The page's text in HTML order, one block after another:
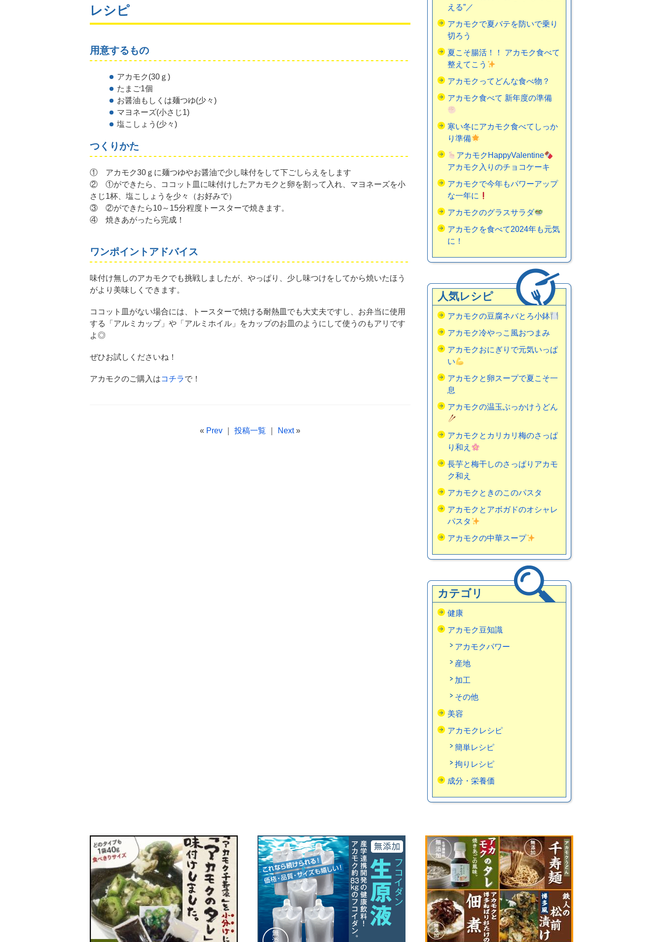
レシピ
用意するもの
アカモク(30ｇ)
たまご1個
お醤油もしくは麺つゆ(少々)
マヨネーズ(小さじ1)
塩こしょう(少々)
つくりかた
① アカモク30ｇに麺つゆやお醤油で少し味付をして下ごしらえをします
② ①ができたら、ココット皿に味付けしたアカモクと卵を割って入れ、マヨネーズを小
さじ1杯、塩こしょうを少々（お好みで）
③ ②ができたら10～15分程度トースターで焼きます。
④ 焼きあがったら完成！
ワンポイントアドバイス
味付け無しのアカモクでも挑戦しましたが、やっぱり、少し味つけをしてから焼いたほう
がより美味しくできます。
ココット皿がない場合には、トースターで焼ける耐熱皿でも大丈夫ですし、お弁当に使用
する「アルミカップ」や「アルミホイル」をカップのお皿のようにして使うのもアリです
よ◎
ぜひお試しくださいね！
アカモクのご購入はコチラで！
« Prev 投稿一覧 Next»
える”／
アカモクで夏バテを防いで乗り
切ろう
夏こそ腸活！！ アカモク食べて
整えてこう
アカモクってどんな食べ物？
アカモク食べて 新年度の準備
寒い冬にアカモク食べてしっか
り準備
アカモクHappyValentine
アカモク入りのチョコケーキ
アカモクで今年もパワーアップ
な一年に
アカモクのグラスサラダ
アカモクを食べて2024年も元気
に！
人気レシピ
アカモクの豆腐ネバとろ小鉢
アカモク冷やっこ風おつまみ
アカモクおにぎりで元気いっぱ
い
アカモクと卵スープで夏こそ一
息
アカモクの温玉ぶっかけうどん
アカモクとカリカリ梅のさっぱ
り和え
長芋と梅干しのさっぱりアカモ
ク和え
アカモクときのこのパスタ
アカモクとアボガドのオシャレ
パスタ
アカモクの中華スープ
カテゴリ
健康
アカモク豆知識
アカモクパワー
産地
加工
その他
美容
アカモクレシピ
簡単レシピ
拘りレシピ
成分・栄養価